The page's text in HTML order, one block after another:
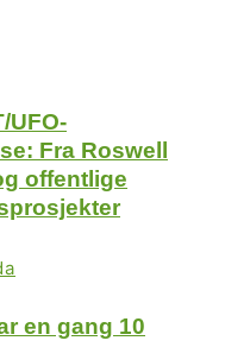
UFO-
Fra Roswell
offentlige
en gang 10